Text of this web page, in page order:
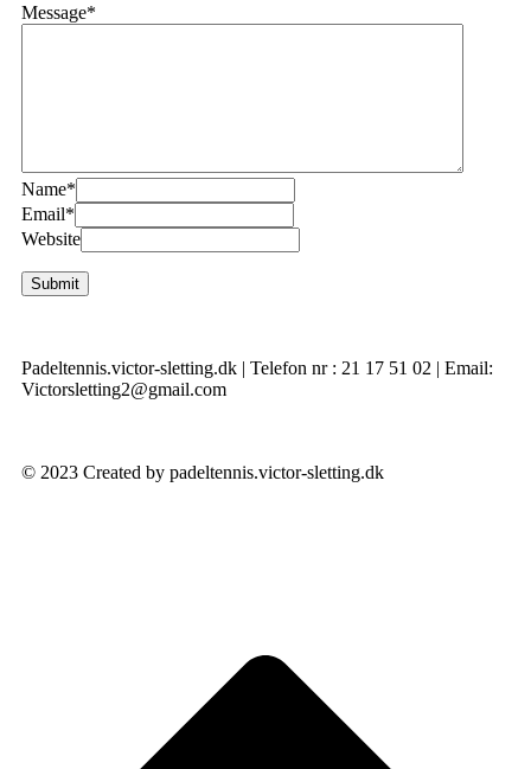
Message*
Name*
Email*
Website
Padeltennis.victor-sletting.dk | Telefon nr : 21 17 51 02 | Email:
Victorsletting2@gmail.com
© 2023 Created by padeltennis.victor-sletting.dk